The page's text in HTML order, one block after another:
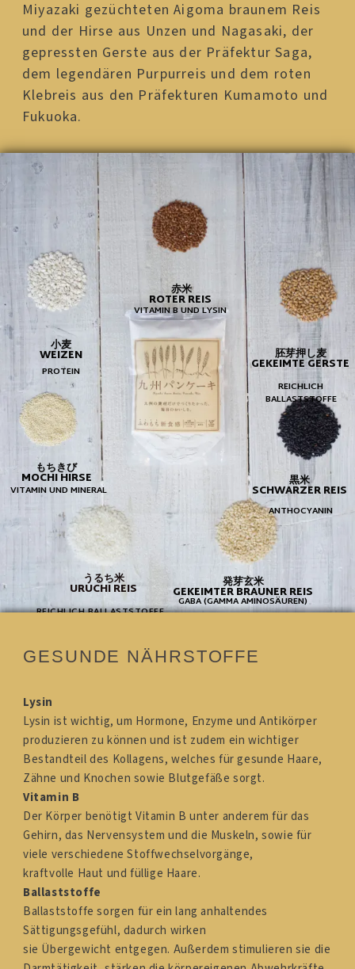
Miyazaki gezüchteten Aigoma braunem Reis
und der Hirse aus Unzen und Nagasaki, der
gepressten Gerste aus der Präfektur Saga,
dem legendären Purpurreis und dem roten
Klebreis aus den Präfekturen Kumamoto und
Fukuoka.
赤米
ROTER REIS ​
VITAMIN B UND LYSIN
もちきび
MOCHI HIRSE
VITAMIN UND MINERAL 黒米
SCHWARZER REIS
ANTHOCYANIN
小麦
WEIZEN
PROTEIN
胚芽押し麦
GEKEIMTE GERSTE
REICHLICH
BALLASTSTOFFE
うるち米
URUCHI REIS
REICHLICH BALLASTSTOFFE
発芽玄米
GEKEIMTER BRAUNER REIS
GABA (GAMMA AMINOSÄUREN)
GESUNDE NÄHRSTOFFE
Lysin
Lysin ist wichtig, um Hormone, Enzyme und Antikörper
produzieren zu können und ist zudem ein wichtiger
Bestandteil des Kollagens, welches für gesunde Haare,
Zähne und Knochen sowie Blutgefäße sorgt.
Vitamin B
Der Körper benötigt Vitamin B unter anderem für das
Gehirn, das Nervensystem und die Muskeln, sowie für
viele verschiedene Stoffwechselvorgänge,
kraftvolle Haut und füllige Haare.
Ballaststoffe
Ballaststoffe sorgen für ein lang anhaltendes
Sättigungsgefühl, dadurch wirken
sie Übergewicht entgegen. Außerdem stimulieren sie die